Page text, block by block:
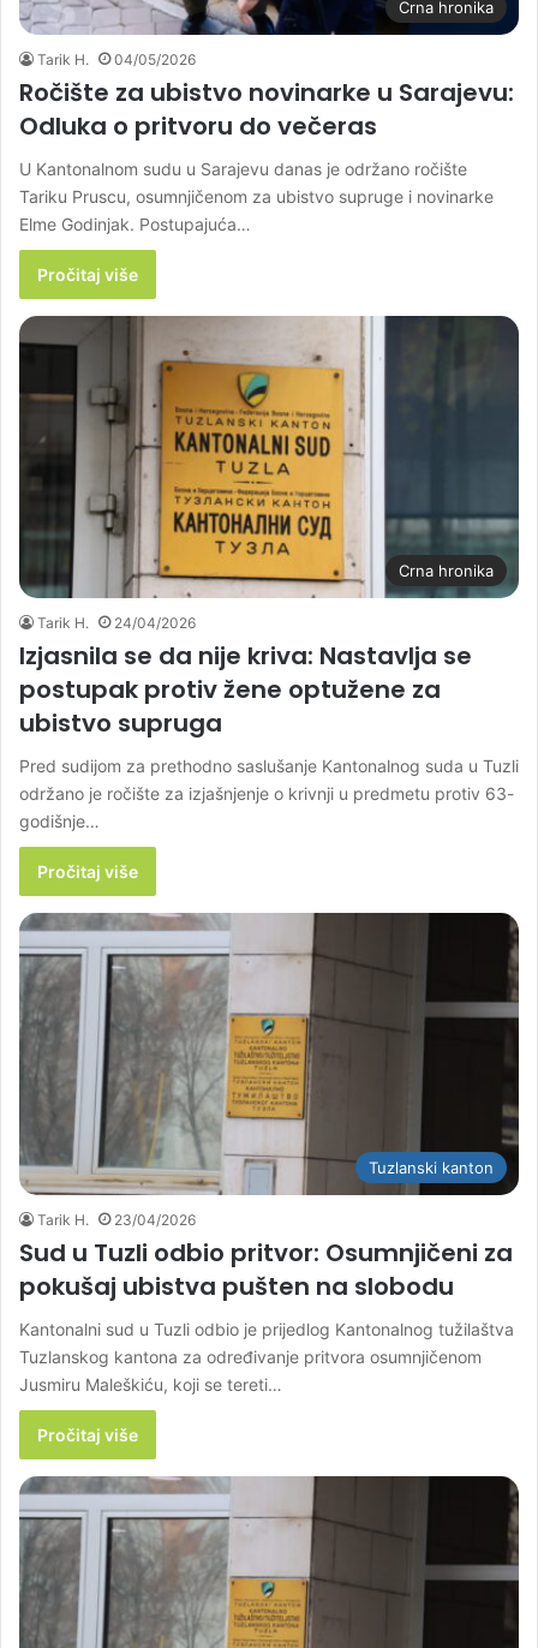
Crna hronika
Tarik H. 04/05/2026
Ročište za ubistvo novinarke u Sarajevu:
Odluka o pritvoru do večeras
U Kantonalnom sudu u Sarajevu danas je održano ročište
Tariku Pruscu, osumnjičenom za ubistvo supruge i novinarke
Elme Godinjak. Postupajuća…
Pročitaj više
Crna hronika
Tarik H. 24/04/2026
Izjasnila se da nije kriva: Nastavlja se
postupak protiv žene optužene za
ubistvo supruga
Pred sudijom za prethodno saslušanje Kantonalnog suda u Tuzli
održano je ročište za izjašnjenje o krivnji u predmetu protiv 63-
godišnje…
Pročitaj više
Tuzlanski kanton
Tarik H. 23/04/2026
Sud u Tuzli odbio pritvor: Osumnjičeni za
pokušaj ubistva pušten na slobodu
Kantonalni sud u Tuzli odbio je prijedlog Kantonalnog tužilaštva
Tuzlanskog kantona za određivanje pritvora osumnjičenom
Jusmiru Maleškiću, koji se tereti…
Pročitaj više